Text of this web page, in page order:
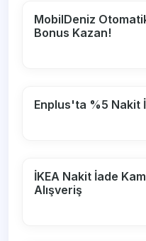
MobilDeniz
Bonus Kazan!
Enplus'ta %5 Nakit
İKEA Nakit İade
Alışveriş